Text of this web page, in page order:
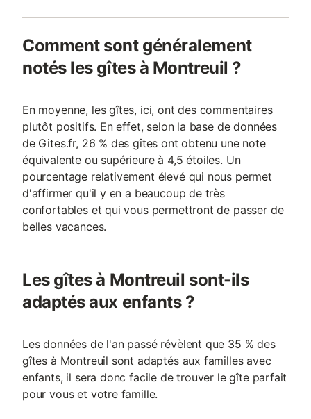
Comment sont généralement
notés les gîtes à Montreuil ?
En moyenne, les gîtes, ici, ont des commentaires
plutôt positifs. En effet, selon la base de données
de Gites.fr, 26 % des gîtes ont obtenu une note
équivalente ou supérieure à 4,5 étoiles. Un
pourcentage relativement élevé qui nous permet
d'affirmer qu'il y en a beaucoup de très
confortables et qui vous permettront de passer de
belles vacances.
Les gîtes à Montreuil sont-ils
adaptés aux enfants ?
Les données de l'an passé révèlent que 35 % des
gîtes à Montreuil sont adaptés aux familles avec
enfants, il sera donc facile de trouver le gîte parfait
pour vous et votre famille.